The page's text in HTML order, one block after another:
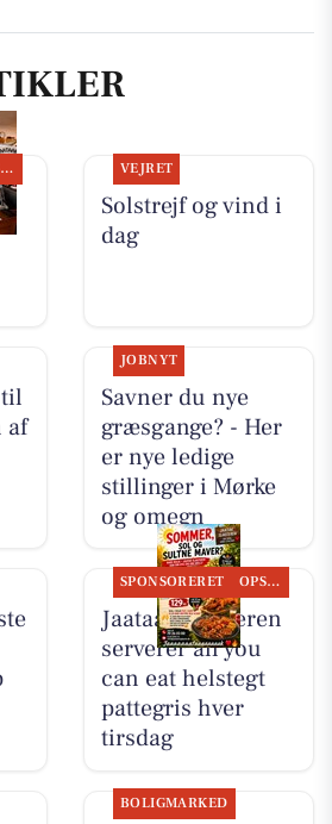
OPSLAGSTAVLEN VEJRET
Solstrejf og vind i
dag
af
JOBNYT
Savner du nye
græsgange? - Her
er nye ledige
stillinger i Mørke
og omegn
SPONSORERET OPSLAGSTAVLEN
Jaataak Slagteren
serverer all you
can eat helstegt
pattegris hver
tirsdag
BOLIGMARKED